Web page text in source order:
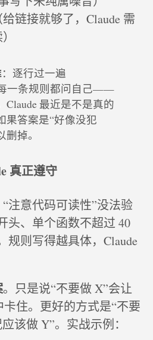
链接就够了，Claude 需
：逐行过一遍
一条规则都问自己——
Claude 最近是不是真的
果答案是“好像没犯
掉。
真正遵守
“注意代码可读性”没法验
头、单个函数不超过 40
规则写得越具体，Claude
。只是说“不要做 X”会让
卡住。更好的方式是“不要
该做 Y”。实战示例：